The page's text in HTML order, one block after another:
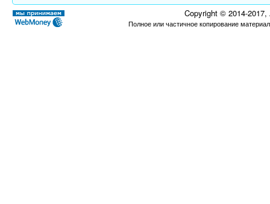
Copyright © 2014-
Полное или частичное копирование